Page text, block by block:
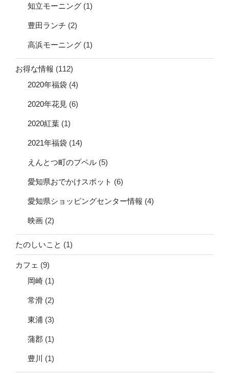
知立モーニング (1)
豊田ランチ (2)
高浜モーニング (1)
お得な情報 (112)
2020年福袋 (4)
2020年花見 (6)
2020紅葉 (1)
2021年福袋 (14)
えんとつ町のプペル (5)
愛知県おでかけスポット (6)
愛知県ショッピングセンター情報 (4)
映画 (2)
たのしいこと (1)
カフェ (9)
岡崎 (1)
常滑 (2)
東浦 (3)
蒲郡 (1)
豊川 (1)